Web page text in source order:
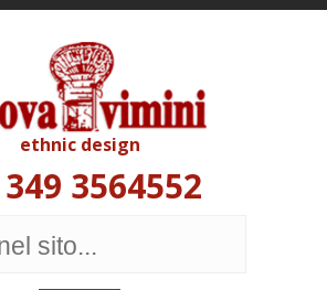
ethnic design
349 3564552